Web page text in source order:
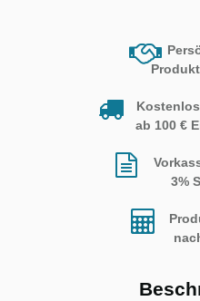
ab 100 €
3%